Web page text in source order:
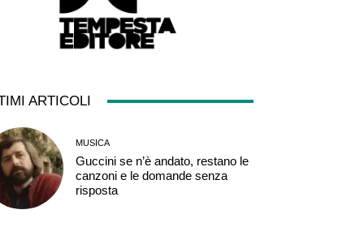
ARTICOLI
MUSICA
Guccini se n’è andato, restano le
canzoni e le domande senza
risposta